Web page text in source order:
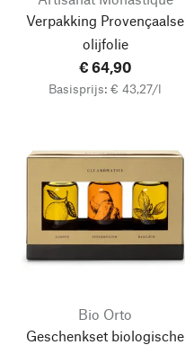
Verpakking Provençaalse
olijfolie
€ 64,90
Basisprijs: € 43,27/l
Bio Orto
Geschenkset biologische